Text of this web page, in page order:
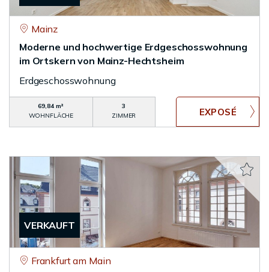
Mainz
Moderne und hochwertige Erdgeschosswohnung
im Ortskern von Mainz-Hechtsheim
Erdgeschosswohnung
69,84 m²
WOHNFLÄCHE
3
ZIMMER
VERKAUFT
Frankfurt am Main